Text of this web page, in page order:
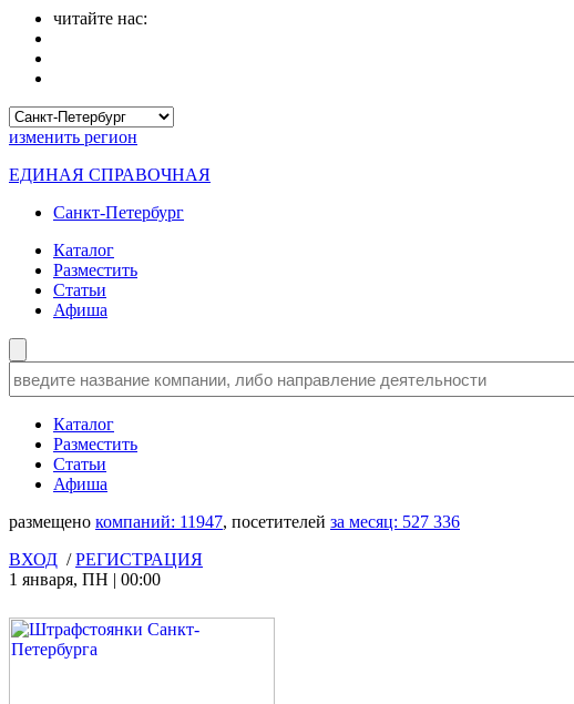
читайте нас:
изменить регион
ЕДИНАЯ СПРАВОЧНАЯ
Санкт-Петербург
Каталог
Разместить
Статьи
Афиша
Каталог
Разместить
Статьи
Афиша
размещено компаний: 11947, посетителей за месяц: 527 336
ВХОД /РЕГИСТРАЦИЯ
1 января, ПН | 00:00